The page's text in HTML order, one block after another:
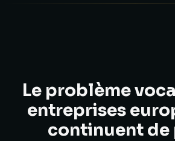
Le problème
entreprises
continuent de